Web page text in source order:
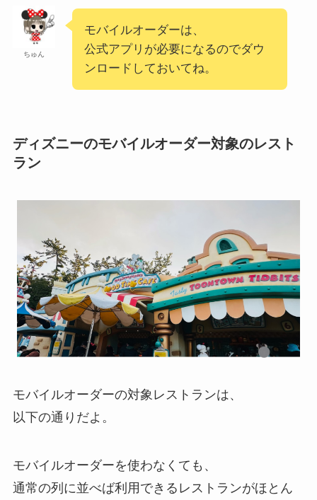
ちゅん
モバイルオーダーは、
公式アプリが必要になるのでダウ
ンロードしておいてね。
ディズニーのモバイルオーダー対象のレスト
ラン
モバイルオーダーの対象レストランは、
以下の通りだよ。
モバイルオーダーを使わなくても、
通常の列に並べば利用できるレストランがほとん